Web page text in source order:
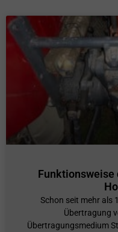
Funktionsweise
Schon seit mehr als
Übertragung
Übertragungsmedium